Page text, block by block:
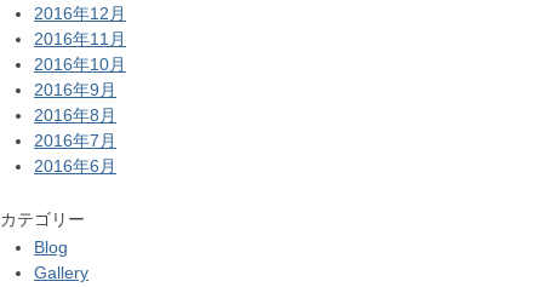
2016年12月
2016年11月
2016年10月
2016年9月
2016年8月
2016年7月
2016年6月
カテゴリー
Blog
Gallery